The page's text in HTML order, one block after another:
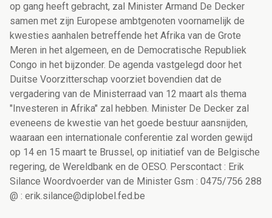
op gang heeft gebracht, zal Minister Armand De Decker
samen met zijn Europese ambtgenoten voornamelijk de
kwesties aanhalen betreffende het Afrika van de Grote
Meren in het algemeen, en de Democratische Republiek
Congo in het bijzonder. De agenda vastgelegd door het
Duitse Voorzitterschap voorziet bovendien dat de
vergadering van de Ministerraad van 12 maart als thema
"Investeren in Afrika" zal hebben. Minister De Decker zal
eveneens de kwestie van het goede bestuur aansnijden,
waaraan een internationale conferentie zal worden gewijd
op 14 en 15 maart te Brussel, op initiatief van de Belgische
regering, de Wereldbank en de OESO. Perscontact : Erik
Silance Woordvoerder van de Minister Gsm : 0475/756 288
@ : erik.silance@diplobel.fed.be